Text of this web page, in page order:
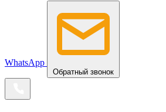
WhatsApp
Обратный звонок